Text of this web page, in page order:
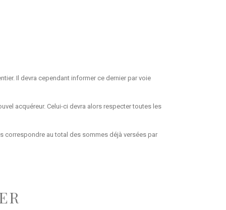
Il devra cependant informer ce dernier par voie
acquéreur. Celui-ci devra alors respecter toutes les
correspondre au total des sommes déjà versées par